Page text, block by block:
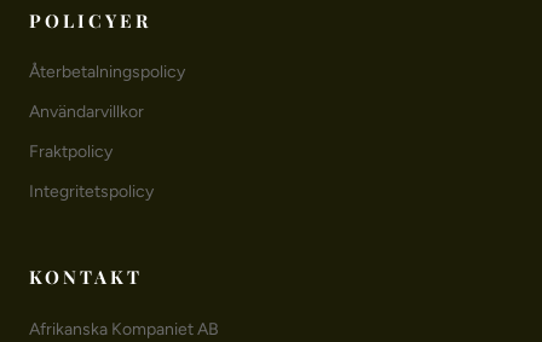
POLICYER
Återbetalningspolicy
Användarvillkor
Fraktpolicy
Integritetspolicy
KONTAKT
Afrikanska Kompaniet AB